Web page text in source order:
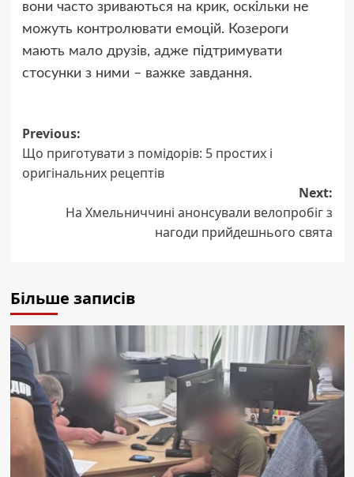
вони часто зриваються на крик, оскільки не
можуть контролювати емоцій. Козероги
мають мало друзів, адже підтримувати
стосунки з ними – важке завдання.
Post
navigation
Previous:
Що приготувати з помідорів: 5 простих і
оригінальних рецептів
Next:
На Хмельниччині анонсували велопробіг з
нагоди прийдешнього свята
Більше записів